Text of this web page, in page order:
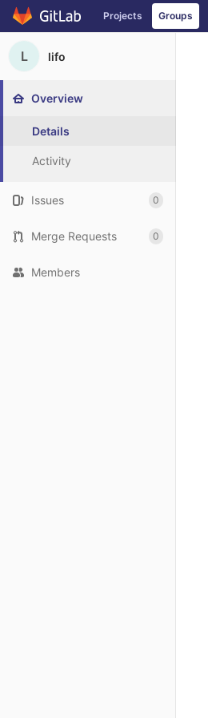
Skip to content
Projects Groups
L lifo
Overview
Details
Activity
Issues 0
Merge Requests 0
Members